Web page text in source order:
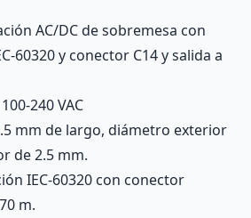
AC/DC de sobremesa con
60320 y conector C14 y salida a
240 VAC
mm de largo, diámetro exterior
de 2.5 mm.
IEC-60320 con conector
m.